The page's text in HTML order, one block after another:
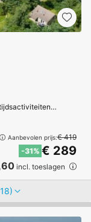
Aanbevolen prijs:€ 419
-31% € 289
incl. toeslagen